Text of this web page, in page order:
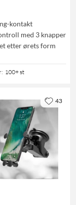
kontakt
med 3 knapper
etter ørets form
: 100+ st
43